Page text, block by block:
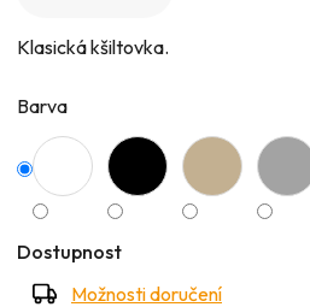
Klasická kšiltovka.
Barva
Dostupnost
Možnosti doručení